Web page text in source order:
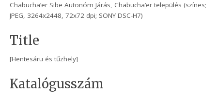
Chabucha’er Sibe Autonóm Járás, Chabucha’er település (színes;
JPEG, 3264x2448, 72x72 dpi; SONY DSC-H7)
Title
[Hentesáru és tűzhely]
Katalógusszám